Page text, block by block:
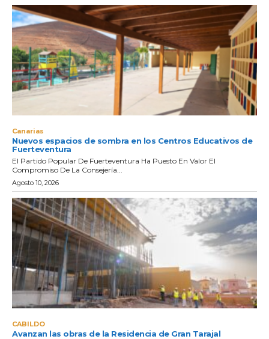
Canarias
Nuevos espacios de sombra en los Centros Educativos de
Fuerteventura
El Partido Popular De Fuerteventura Ha Puesto En Valor El
Compromiso De La Consejería...
Agosto 10, 2026
CABILDO
Avanzan las obras de la Residencia de Gran Tarajal